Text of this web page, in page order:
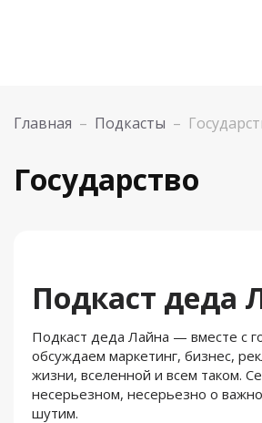
Главная – Подкасты –
Государство
Подкаст деда
Подкаст деда Лайна — вместе с
обсуждаем маркетинг, бизнес,
жизни, вселенной и всем таком.
несерьезном, несерьезно о
шутим.